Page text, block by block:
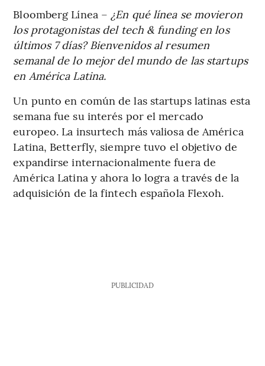
Bloomberg Línea – ¿En qué línea se movieron
los protagonistas del tech & funding en los
últimos 7 días? Bienvenidos al resumen
semanal de lo mejor del mundo de las startups
en América Latina.
Un punto en común de las startups latinas esta
semana fue su interés por el mercado
europeo. La insurtech más valiosa de América
Latina, Betterfly, siempre tuvo el objetivo de
expandirse internacionalmente fuera de
América Latina y ahora lo logra a través de la
adquisición de la fintech española Flexoh.
PUBLICIDAD